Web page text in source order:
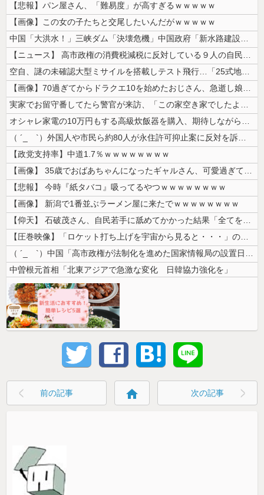
【悲報】パン屋さん、「難易度」が高すぎるｗｗｗｗｗ
【画像】この女の子たちと交尾したいんだがｗｗｗｗｗ
中国「大洪水！」三峡ダム「決壊危機」中国政府「新水路建設！（三峡新水路...
【ニュース】 高市政権の消費税減税に反対している９人の自民党議員が全て...
空自、謎の未確認大型ミサイルを搭載しテスト飛行…「25式地対艦誘導弾」...
【画像】70過ぎてからドラクエ10を始めたおじさん、急逝し娘に色々開示...
実家でお留守番してたら警官が来訪、「この家空き家でしたよね？」と問いか...
オシャレ家電の10万円もする高級炊飯器を購入、期待しながら御飯を炊いて...
（ ´_ゝ`）外国人や市民ら約80人が永住許可抑止案に反対を訴え「選別...
【政党支持率】中道1.7％ｗｗｗｗｗｗｗｗ
【画像】 35歳でおばあちゃんになったギャルさん、可愛過ぎて嫉妬不可避...
【悲報】 今時『紙タバコ』吸ってるやつｗｗｗｗｗｗｗｗ
【画像】 新潟で1番並ぶラーメン屋に来たでｗｗｗｗｗｗｗｗ
【仰天】 石破茂さん、自民若手に舐めてかかった結果「全てを失うｗｗｗｗ...
【圧巻映像】「ロケット打ち上げを宇宙から見ると・・・」の動画が衝撃的
（ ´_ゝ`）中国「高市政権が法制化を進めた国家情報局の設置日が7月3...
中曽根元首相「北東アジアで急激な変化 日韓協力強化を」
前の記事 home 次の記事